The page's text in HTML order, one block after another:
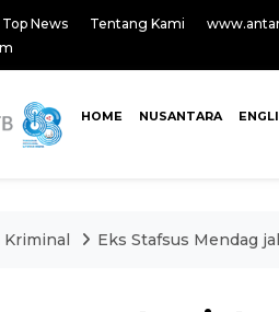
Top News Tentang Kami
HOME NUSANTARA
Kriminal Eks Stafsus Mendag